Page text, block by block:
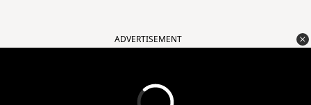
ADVERTISEMENT